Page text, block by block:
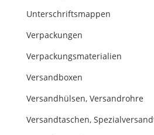
Unterschriftsmappen
Verpackungen
Verpackungsmaterialien
Versandboxen
Versandhülsen, Versandrohre
Versandtaschen,